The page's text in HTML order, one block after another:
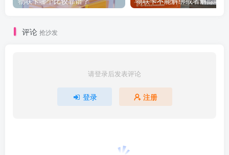
评论 抢沙发
请登录后发表评论
登录 注册